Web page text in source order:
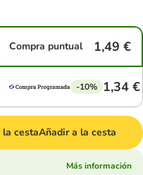
Compra puntual 1,49 €
-10% 1,34 €
cestaAñadir a la cesta
Más información